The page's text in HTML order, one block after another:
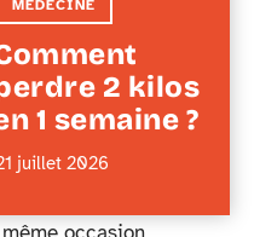
MÉDECINE
2 kilos
1 semaine ?
juillet 2026